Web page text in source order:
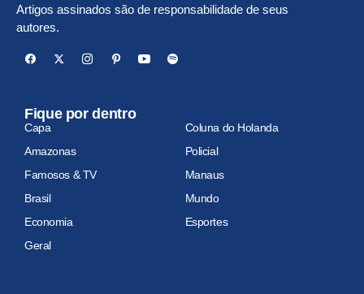
Artigos assinados são de responsabilidade de seus
autores.
Fique por dentro
Capa
Coluna do Holanda
Amazonas
Policial
Famosos & TV
Manaus
Brasil
Mundo
Economia
Esportes
Geral